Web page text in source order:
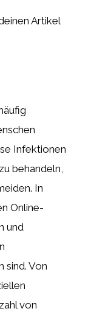
Artikel
Infektionen
behandeln,
In
Online-
und
sind. Von
von